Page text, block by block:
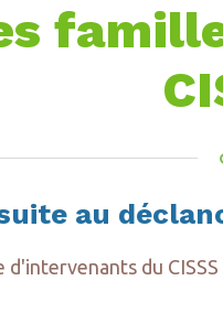
au
d'intervenants du